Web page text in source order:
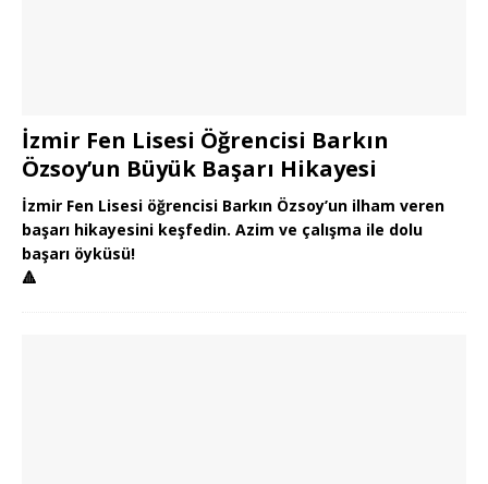
İzmir Fen Lisesi Öğrencisi Barkın
Özsoy’un Büyük Başarı Hikayesi
İzmir Fen Lisesi öğrencisi Barkın Özsoy’un ilham veren
başarı hikayesini keşfedin. Azim ve çalışma ile dolu
başarı öyküsü!
🔺